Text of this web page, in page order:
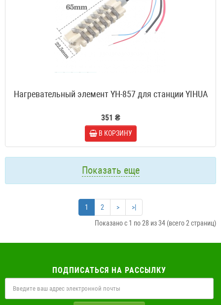
Нагревательный элемент YH-857 для станции YIHUA
351 ₴
В КОРЗИНУ
Показать еще
1 2 >
>|
Показано с 1 по 28 из 34 (всего 2 страниц)
ПОДПИСАТЬСЯ НА РАССЫЛКУ